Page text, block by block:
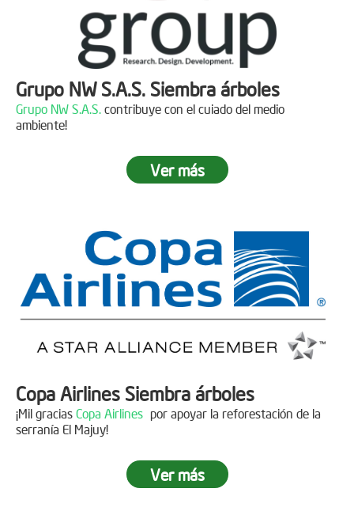
Grupo NW S.A.S. Siembra árboles
Grupo NW S.A.S. contribuye con el cuiado del medio
ambiente!
Jornada de reforestación
15 personas
Ver más
Copa Airlines Siembra árboles
¡Mil gracias Copa Airlines por apoyar la reforestación de la
serranía El Majuy!
Siembra en el Páramo Aguas Vivas
Ver más